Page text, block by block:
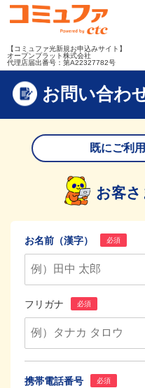
【コミュファ光新規お申込みサイト】
オープンプラット株式会社
代理店届出番号：第A22327782号
お問い合わ
既にご利
お客
お名前（漢字） 必須
フリガナ 必須
携帯電話番号 必須